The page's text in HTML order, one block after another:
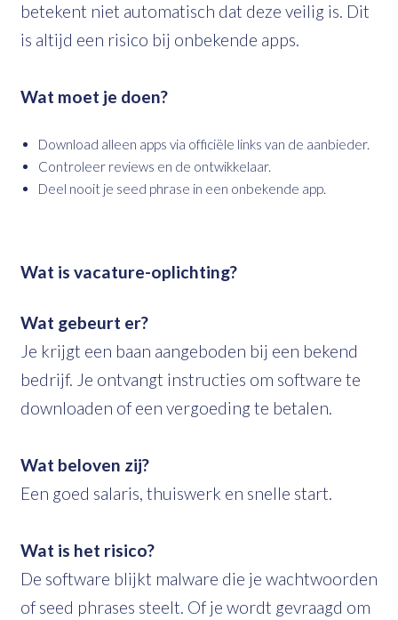
betekent niet automatisch dat deze veilig is. Dit
is altijd een risico bij onbekende apps.
Wat moet je doen?
Download alleen apps via officiële links van de aanbieder.
Controleer reviews en de ontwikkelaar.
Deel nooit je seed phrase in een onbekende app.
Wat is vacature-oplichting?
Wat gebeurt er?
Je krijgt een baan aangeboden bij een bekend
bedrijf. Je ontvangt instructies om software te
downloaden of een vergoeding te betalen.
Wat beloven zij?
Een goed salaris, thuiswerk en snelle start.
Wat is het risico?
De software blijkt malware die je wachtwoorden
of seed phrases steelt. Of je wordt gevraagd om